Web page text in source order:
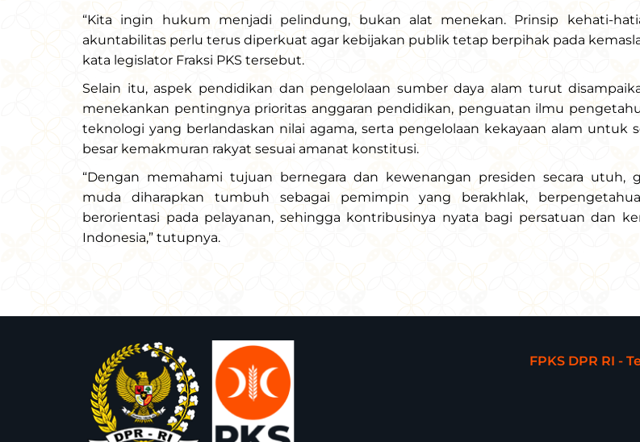
“Kita ingin hukum menjadi pelindung, bukan alat menekan. Prinsip kehati-
akuntabilitas perlu terus diperkuat agar kebijakan publik tetap berpihak pada
kata legislator Fraksi PKS tersebut.
Selain itu, aspek pendidikan dan pengelolaan sumber daya alam turut
menekankan pentingnya prioritas anggaran pendidikan, penguatan ilmu
teknologi yang berlandaskan nilai agama, serta pengelolaan kekayaan alam untuk
besar kemakmuran rakyat sesuai amanat konstitusi.
“Dengan memahami tujuan bernegara dan kewenangan presiden secara utuh,
muda diharapkan tumbuh sebagai pemimpin yang berakhlak,
berorientasi pada pelayanan, sehingga kontribusinya nyata bagi persatuan dan
Indonesia,” tutupnya.
FPKS DPR RI -